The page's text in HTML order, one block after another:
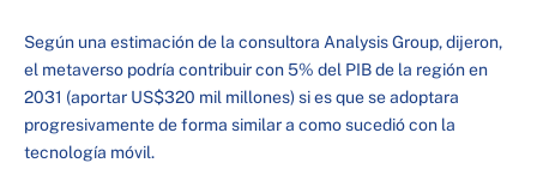
Según una estimación de la consultora Analysis Group, dijeron,
el metaverso podría contribuir con 5% del PIB de la región en
2031 (aportar US$320 mil millones) si es que se adoptara
progresivamente de forma similar a como sucedió con la
tecnología móvil.